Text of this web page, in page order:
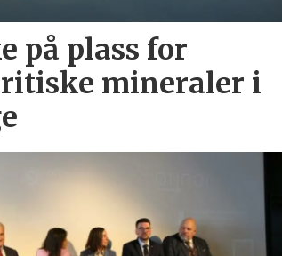
på plass for
mineraler i